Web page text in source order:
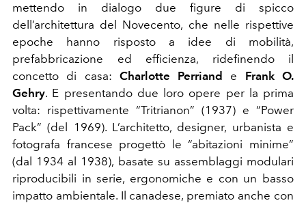
mettendo in dialogo due figure di spicco
dell’architettura del Novecento, che nelle rispettive
epoche hanno risposto a idee di mobilità,
prefabbricazione ed efficienza, ridefinendo il
concetto di casa: Charlotte Perriand e Frank O.
Gehry. E presentando due loro opere per la prima
volta: rispettivamente “Tritrianon” (1937) e “Power
Pack” (del 1969). L’architetto, designer, urbanista e
fotografa francese progettò le “abitazioni minime”
(dal 1934 al 1938), basate su assemblaggi modulari
riproducibili in serie, ergonomiche e con un basso
impatto ambientale. Il canadese, premiato anche con